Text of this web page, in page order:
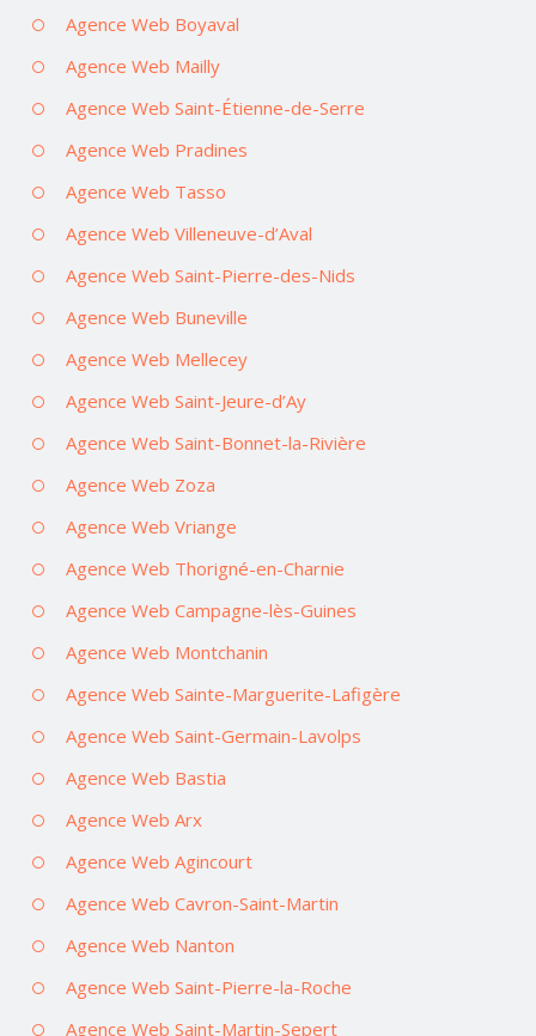
Agence Web Boyaval
Agence Web Mailly
Agence Web Saint-Étienne-de-Serre
Agence Web Pradines
Agence Web Tasso
Agence Web Villeneuve-d’Aval
Agence Web Saint-Pierre-des-Nids
Agence Web Buneville
Agence Web Mellecey
Agence Web Saint-Jeure-d’Ay
Agence Web Saint-Bonnet-la-Rivière
Agence Web Zoza
Agence Web Vriange
Agence Web Thorigné-en-Charnie
Agence Web Campagne-lès-Guines
Agence Web Montchanin
Agence Web Sainte-Marguerite-Lafigère
Agence Web Saint-Germain-Lavolps
Agence Web Bastia
Agence Web Arx
Agence Web Agincourt
Agence Web Cavron-Saint-Martin
Agence Web Nanton
Agence Web Saint-Pierre-la-Roche
Agence Web Saint-Martin-Sepert